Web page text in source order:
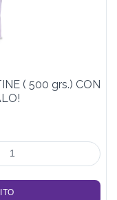
( 500 grs.) CON